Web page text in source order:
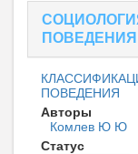
ПОВЕДЕНИЯ
ПОВЕДЕНИЯ
Авторы
Комлев Ю Ю
Статус